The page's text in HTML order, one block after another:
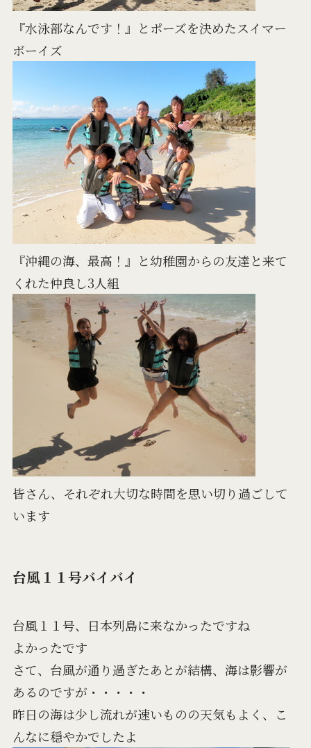
『水泳部なんです！』とポーズを決めたスイマー
ボーイズ
『沖縄の海、最高！』と幼稚園からの友達と来て
くれた仲良し3人組
皆さん、それぞれ大切な時間を思い切り過ごして
います
台風１１号バイバイ
台風１１号、日本列島に来なかったですね
よかったです
さて、台風が通り過ぎたあとが結構、海は影響が
あるのですが・・・・・
昨日の海は少し流れが速いものの天気もよく、こ
んなに穏やかでしたよ